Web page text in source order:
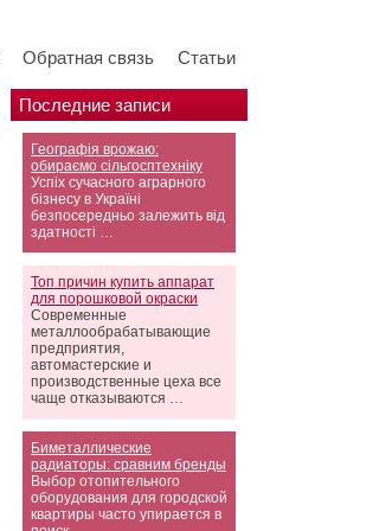
Обратная связь Статьи
Последние записи
Географія врожаю:
обираємо сільгосптехніку
Успіх сучасного аграрного
бізнесу в Україні
безпосередньо залежить від
здатності …
Топ причин купить аппарат
для порошковой окраски
Современные
металлообрабатывающие
предприятия,
автомастерские и
производственные цеха все
чаще отказываются …
Биметаллические
радиаторы: сравним бренды
Выбор отопительного
оборудования для городской
квартиры часто упирается в